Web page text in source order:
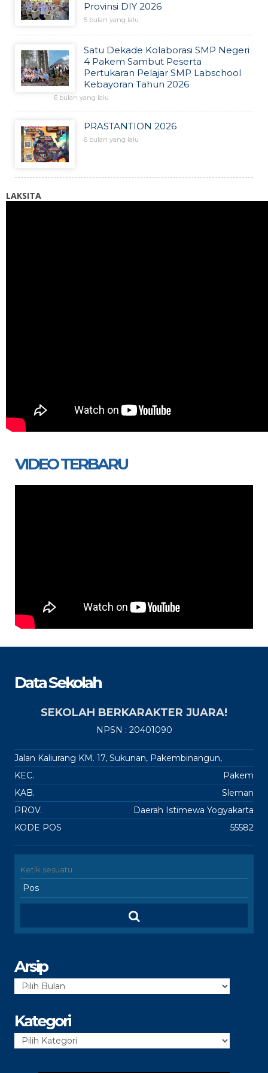
Provinsi DIY 2026
5 bulan yang lalu
Satu Dekade Kolaborasi SMP Negeri
4 Pakem Sambut Peserta
Pertukaran Pelajar SMP Labschool
Kebayoran Tahun 2026
6 bulan yang lalu
PRASTANTION 2026
6 bulan yang lalu
LAKSITA
VIDEO TERBARU
Data Sekolah
SEKOLAH BERKARAKTER JUARA!
NPSN : 20401090
Jalan Kaliurang KM. 17, Sukunan, Pakembinangun,
KEC.
Pakem
KAB.
Sleman
PROV.
Daerah Istimewa Yogyakarta
KODE POS
55582
Arsip
Arsip
Kategori
Kategori